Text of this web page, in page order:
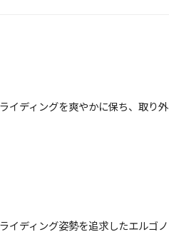
ディングを爽やかに保ち、取り
ディング姿勢を追求したエルゴ